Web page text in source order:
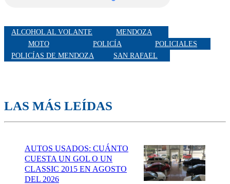
ALCOHOL AL VOLANTE
MENDOZA
MOTO
POLICÍA
POLICIALES
POLICÍAS DE MENDOZA
SAN RAFAEL
LAS MÁS LEÍDAS
AUTOS USADOS: CUÁNTO
CUESTA UN GOL O UN
CLASSIC 2015 EN AGOSTO
DEL 2026